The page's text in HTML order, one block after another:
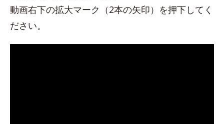
動画右下の拡大マーク（2本の矢印）を押下してく
ださい。